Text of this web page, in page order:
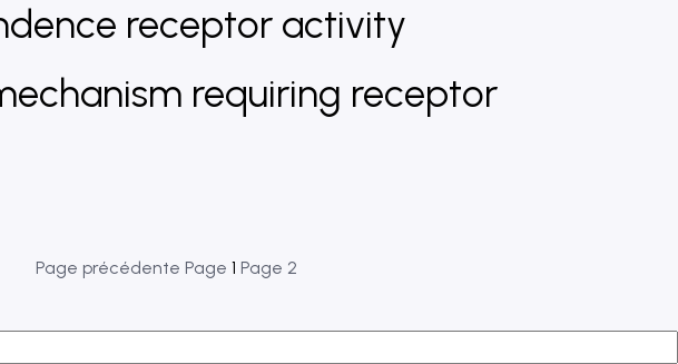
receptor activity
requiring receptor
Page précédente Page 1 Page 2